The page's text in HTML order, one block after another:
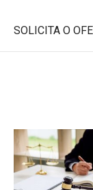
SOLICITA O